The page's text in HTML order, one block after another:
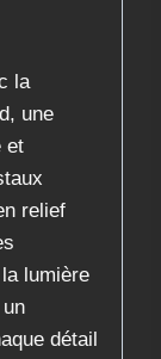
la
une
et
relief
lumière
détail